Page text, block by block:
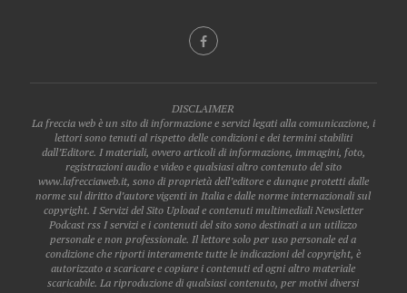
DISCLAIMER
La freccia web è un sito di informazione e servizi legati alla comunicazione, i
lettori sono tenuti al rispetto delle condizioni e dei termini stabiliti
dall’Editore. I materiali, ovvero articoli di informazione, immagini, foto,
registrazioni audio e video e qualsiasi altro contenuto del sito
www.lafrecciaweb.it, sono di proprietà dell’editore e dunque protetti dalle
norme sul diritto d’autore vigenti in Italia e dalle norme internazionali sul
copyright. I Servizi del Sito Upload e contenuti multimediali Newsletter
Podcast rss I servizi e i contenuti del sito sono destinati a un utilizzo
personale e non professionale. Il lettore solo per uso personale ed a
condizione che riporti interamente tutte le indicazioni del copyright, è
autorizzato a scaricare e copiare i contenuti ed ogni altro materiale
scaricabile. La riproduzione di qualsiasi contenuto, per motivi diversi